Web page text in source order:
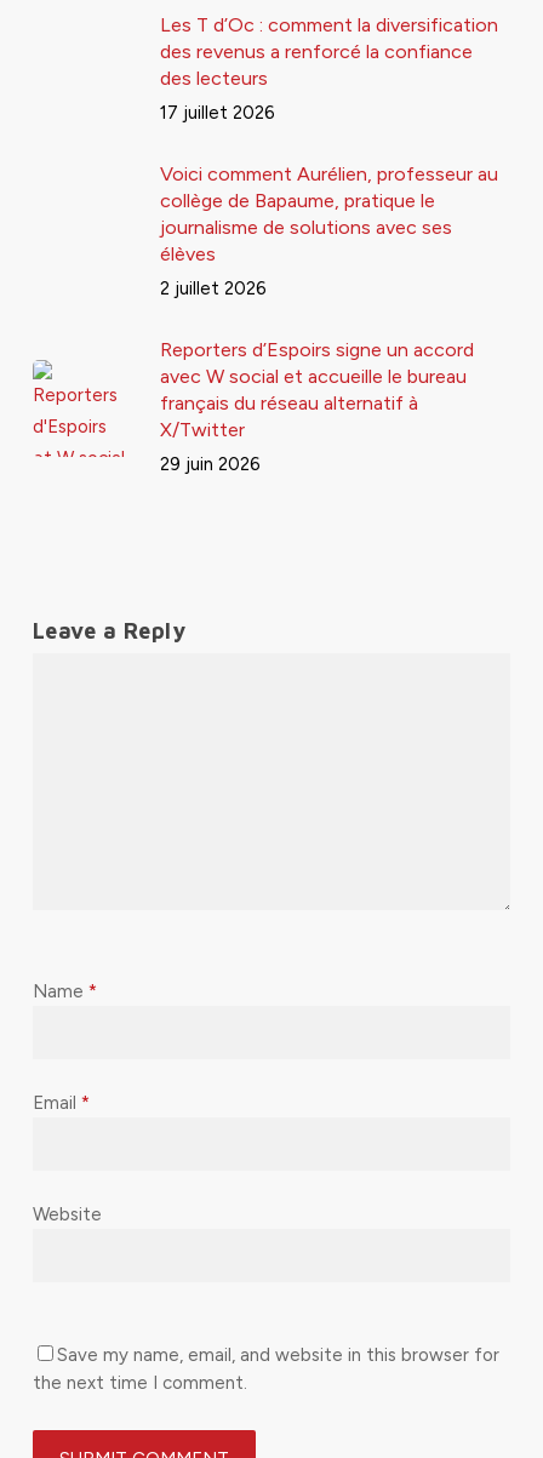
Les T d’Oc : comment la diversification
des revenus a renforcé la confiance
des lecteurs
17 juillet 2026
Voici comment Aurélien, professeur au
collège de Bapaume, pratique le
journalisme de solutions avec ses
élèves
2 juillet 2026
Reporters d’Espoirs signe un accord
avec W social et accueille le bureau
français du réseau alternatif à
X/Twitter
29 juin 2026
Leave a Reply
Name *
Email *
Website
Save my name, email, and website in this browser for
the next time I comment.